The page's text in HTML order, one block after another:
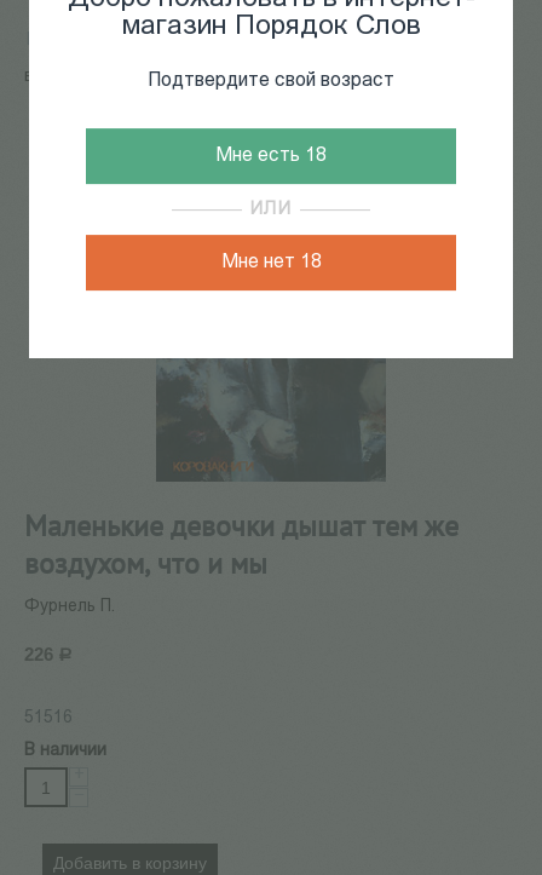
магазин Порядок Слов
Подтвердите свой возраст
Мне есть 18
ИЛИ
Мне нет 18
художественная литература
воздухом, что и мы
Маленькие девочки дышат тем же
воздухом, что и мы
Фурнель П.
226 Р
51516
В наличии
Добавить в корзину